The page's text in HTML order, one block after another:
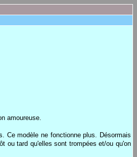
amoureuse.
Ce modèle ne fonctionne plus. Désormais
ou tard qu'elles sont trompées et/ou qu'on